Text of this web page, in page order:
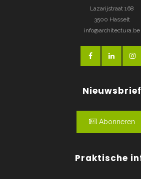
Lazarijstraat 168
3500 Hasselt
info@architectura.be
Nieuwsbrief
Abonneren
Praktische